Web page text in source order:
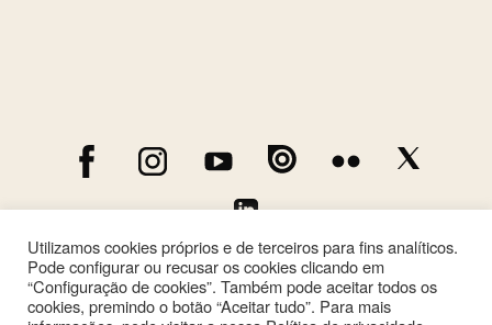
Utilizamos cookies próprios e de terceiros para fins analíticos.
Pode configurar ou recusar os cookies clicando em
“Configuração de cookies”. Também pode aceitar todos os
cookies, premindo o botão “Aceitar tudo”. Para mais